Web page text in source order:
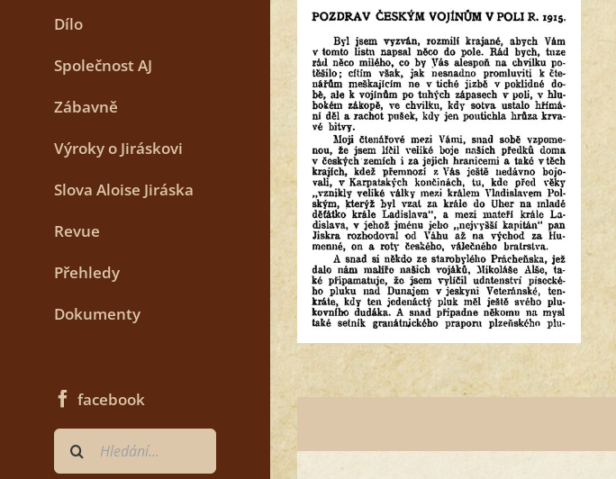
Dílo
Společnost AJ
Zábavně
Výroky o Jiráskovi
Slova Aloise Jiráska
Revue
Přehledy
Dokumenty
facebook
Hledat
...